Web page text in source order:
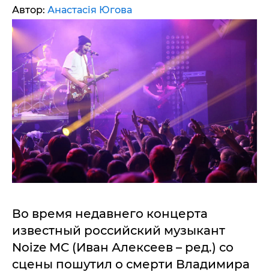
Автор: Анастасія Югова
Во время недавнего концерта
известный российский музыкант
Noize MC (Иван Алексеев – ред.) со
сцены пошутил о смерти Владимира